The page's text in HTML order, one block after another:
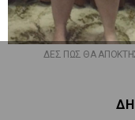
ΔΕΣ ΠΩΣ ΘΑ